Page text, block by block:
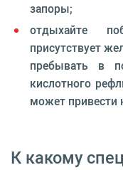
запоры;
отдыхайте
присутствует
пребывать в
кислотного
может привести
К какому